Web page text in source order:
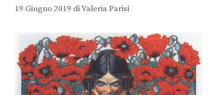
19 Giugno 2019 diValeria Parisi